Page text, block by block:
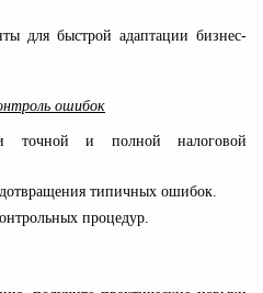
для быстрой адаптации бизнес-
ошибок
точной и полной налоговой
типичных ошибок.
процедур.